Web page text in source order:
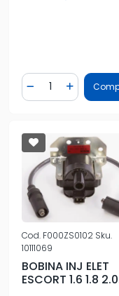
Diminuir Quantidade
Quantidade
Adicionar
Cod. F000ZS0102 Sku.
10111069
BOBINA INJ ELET
ESCORT 1.6 1.8 2.0